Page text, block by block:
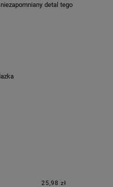
detal tego
25,98 zł